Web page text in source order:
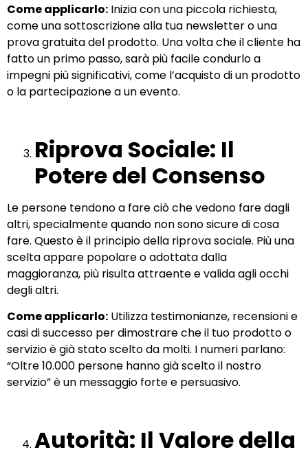
Come applicarlo: Inizia con una piccola richiesta,
come una sottoscrizione alla tua newsletter o una
prova gratuita del prodotto. Una volta che il cliente ha
fatto un primo passo, sarà più facile condurlo a
impegni più significativi, come l’acquisto di un prodotto
o la partecipazione a un evento.
Riprova Sociale: Il
Potere del Consenso
Le persone tendono a fare ciò che vedono fare dagli
altri, specialmente quando non sono sicure di cosa
fare. Questo è il principio della riprova sociale. Più una
scelta appare popolare o adottata dalla
maggioranza, più risulta attraente e valida agli occhi
degli altri.
Come applicarlo: Utilizza testimonianze, recensioni e
casi di successo per dimostrare che il tuo prodotto o
servizio è già stato scelto da molti. I numeri parlano:
“Oltre 10.000 persone hanno già scelto il nostro
servizio” è un messaggio forte e persuasivo.
Autorità: Il Valore della